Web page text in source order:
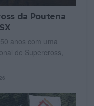
da Poutena
anos com uma
de Supercross,